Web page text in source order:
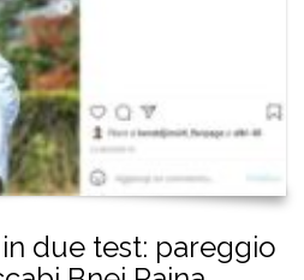
due test: pareggio